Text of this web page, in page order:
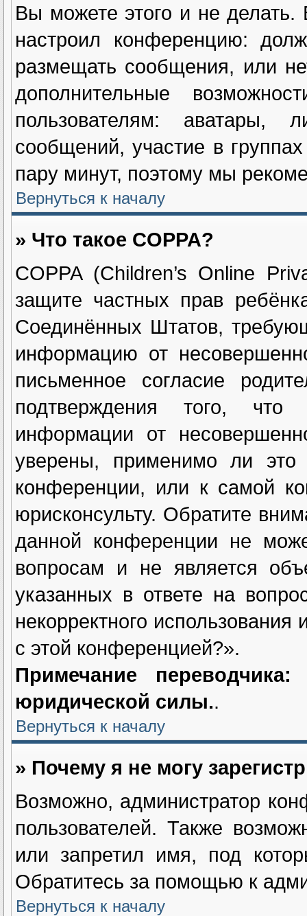
Вы можете этого и не делать.
настроил конференцию:
размещать сообщения, или
дополнительные
пользователям: аватары,
сообщений, участие в
пару минут, поэтому мы
Вернуться к началу
» Что такое COPPA?
COPPA (Children’s Online
защите частных прав
Соединённых Штатов,
информацию от
письменное согласие
подтверждения того,
информации от
уверены, применимо ли
конференции, или к самой
юрисконсульту. Обратите
данной конференции не
вопросам и не является
указанных в ответе на
некорректного
с этой конференцией?».
Примечание
юридической силы..
Вернуться к началу
» Почему я не могу
Возможно, администратор
пользователей. Также
или запретил имя, под
Обратитесь за помощью к
Вернуться к началу